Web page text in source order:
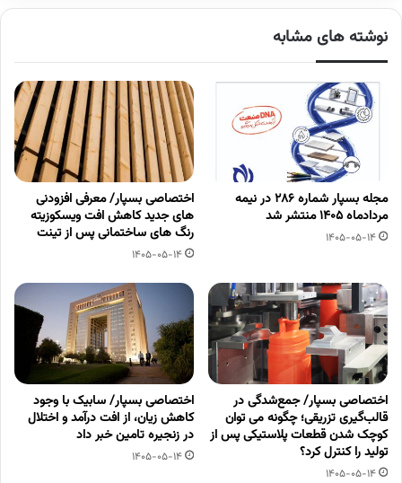
نوشته های مشابه
مجله بسپار شماره 286 در نیمه
مردادماه 1405 منتشر شد
1405-05-14
اختصاصی بسپار/ معرفی افزودنی
های جدید کاهش افت ویسکوزیته
رنگ های ساختمانی پس از تینت
1405-05-14
اختصاصی بسپار/ جمع‌شدگی در
قالب‌گیری تزریقی؛ چگونه می توان
کوچک شدن قطعات پلاستیکی پس از
تولید را کنترل کرد؟
1405-05-14
اختصاصی بسپار/ سابیک با وجود
کاهش زیان، از افت درآمد و اختلال
در زنجیره تامین خبر داد
1405-05-14